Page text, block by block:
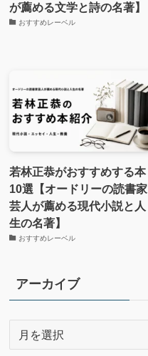
が薦める文学と詩の名著】
おすすめレーベル
若林正恭がおすすめする本
10選【オードリーの読書家
芸人が薦める現代小説と人
生の名著】
おすすめレーベル
アーカイブ